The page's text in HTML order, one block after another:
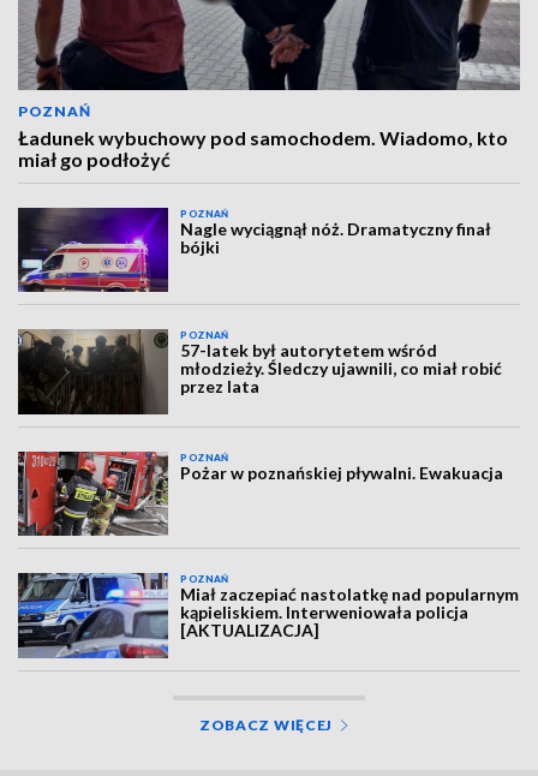
POZNAŃ
Ładunek wybuchowy pod samochodem. Wiadomo, kto
miał go podłożyć
POZNAŃ
Nagle wyciągnął nóż. Dramatyczny finał
bójki
POZNAŃ
57-latek był autorytetem wśród
młodzieży. Śledczy ujawnili, co miał robić
przez lata
POZNAŃ
Pożar w poznańskiej pływalni. Ewakuacja
POZNAŃ
Miał zaczepiać nastolatkę nad popularnym
kąpieliskiem. Interweniowała policja
[AKTUALIZACJA]
ZOBACZ WIĘCEJ